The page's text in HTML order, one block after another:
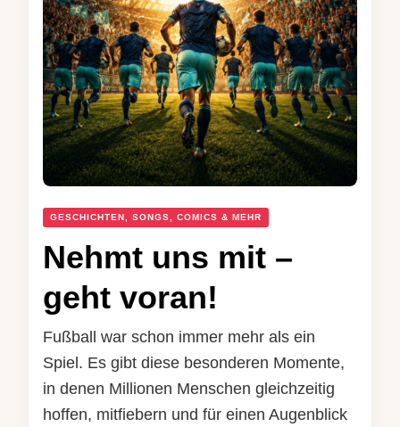
GESCHICHTEN, SONGS, COMICS & MEHR
Nehmt uns mit –
geht voran!
Fußball war schon immer mehr als ein
Spiel. Es gibt diese besonderen Momente,
in denen Millionen Menschen gleichzeitig
hoffen, mitfiebern und für einen Augenblick